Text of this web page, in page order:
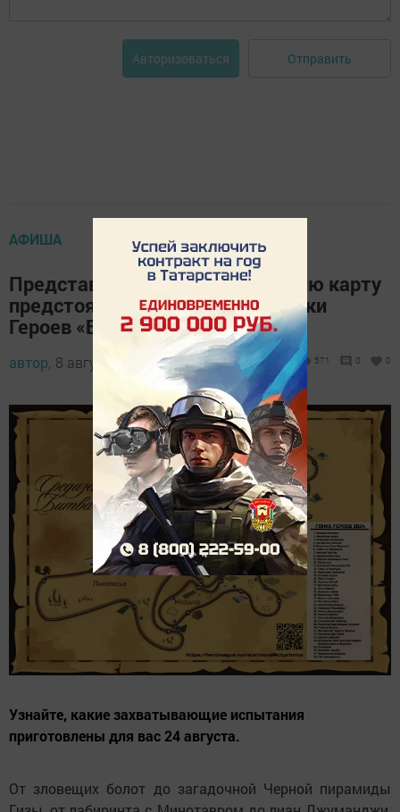
Авторизоваться Отправить
АФИША
Представляем вашему вниманию карту
предстоящего приключения Гонки
Героев «Битва эпох»
автор, 8 августа 2024 - 08:42 571 0 0
Узнайте, какие захватывающие испытания
приготовлены для вас 24 августа.
От зловещих болот до загадочной Черной пирамиды